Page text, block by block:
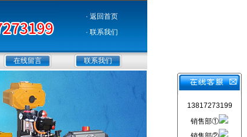
· 返回首页
· 联系我们
在线留言 联系我们
13817273199
销售部①